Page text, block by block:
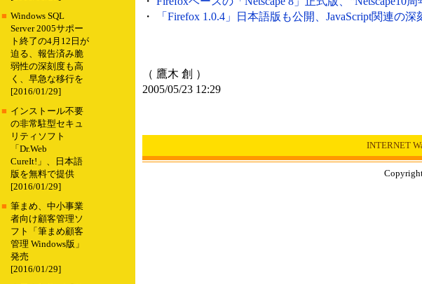
■ Windows SQL
Server 2005サポー
ト終了の4月12日が
迫る、報告済み脆
弱性の深刻度も高
く、早急な移行を
[2016/01/29]
■ インストール不要
の非常駐型セキュ
リティソフト
「Dr.Web
CureIt!」、日本語
版を無料で提供
[2016/01/29]
■ 筆まめ、中小事業
者向け顧客管理ソ
フト「筆まめ顧客
管理 Windows版」
発売
[2016/01/29]
・
「Firefox 1.0.4」日本語版も公開、JavaScript関連の深
（ 鷹木 創 ）
2005/05/23 12:29
INTERNET